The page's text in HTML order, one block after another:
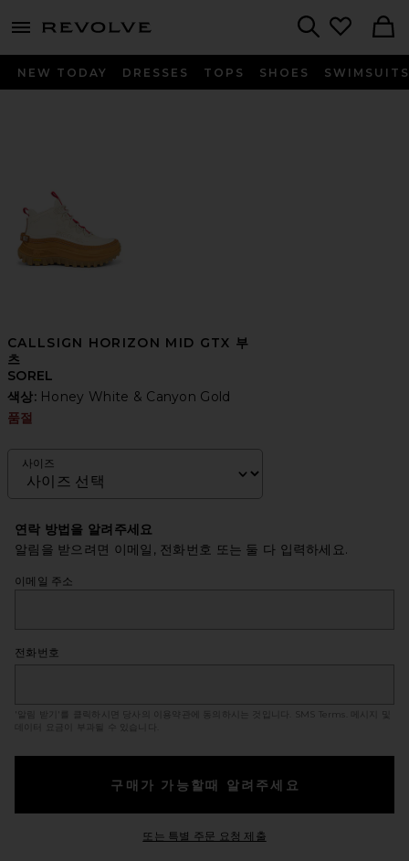
menu - shows more content
NEW TODAY DRESSES TOPS SHOES SWIMSUITS
CALLSIGN HORIZON MID GTX 부
츠
SOREL
색상: Honey White & Canyon Gold
품절
사이즈
연락 방법을 알려주세요
알림을 받으려면 이메일, 전화번호 또는 둘 다 입력하세요.
이메일 주소
전화번호
'알림 받기'를 클릭하시면 당사의 이용약관에 동의하시는 것입니다. SMS Terms
. 메시지 및
데이터 요금이 부과될 수 있습니다.
구매가 가능할때 알려주세요
또는 특별 주문 요청 제출Opens in a modal window